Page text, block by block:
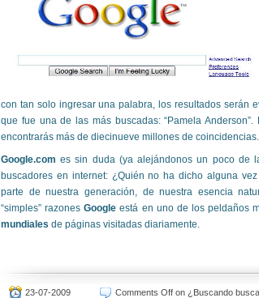
con tan solo ingresar una palabra, los resultados serán
que fue una de las más buscadas: “Pamela
encontrarás más de diecinueve millones de coincidencias.
Google.comes sin duda (ya alejándonos un poco de
buscadores en internet: ¿Quién no ha dicho alguna
parte de nuestra generación, de nuestra esencia
“simples” razonesGoogleestá en uno de los peldaños
mundiales de páginas visitadas diariamente.
23-07-2009 Comments Off on ¿Buscando